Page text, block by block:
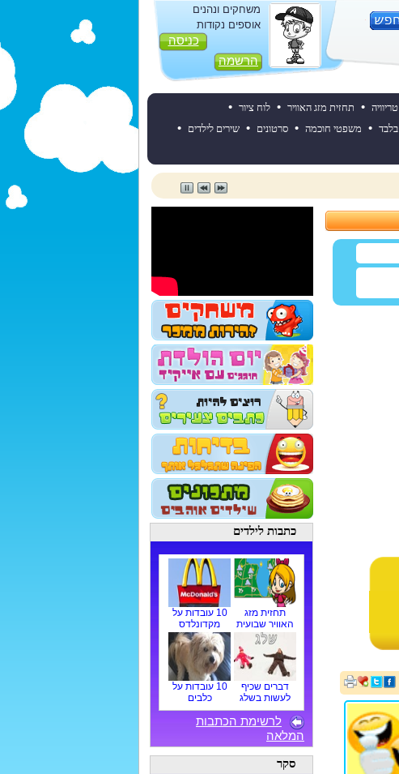
משחקים ונהנים
אוספים נקודות
כניסה
הרשמה
טריוויה • תחזית מזג האוויר • לוח ציור •
• משפטי חוכמה • סרטונים • שירים לילדים •
כתבות לילדים
תחזית מזג
האוויר שבועית
10 עובדות על
מקדונלדס
דברים שכיף
לעשות בשלג
10 עובדות על
כלבים
לרשימת הכתבות
המלאה
סקר